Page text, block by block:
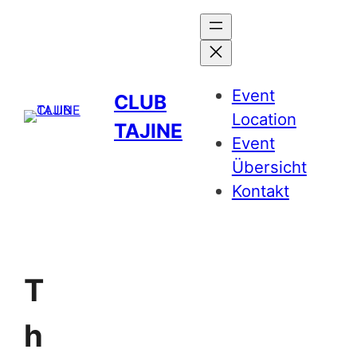
CLUB
TAJINE
Event
Location
Event
Übersicht
Kontakt
T
h